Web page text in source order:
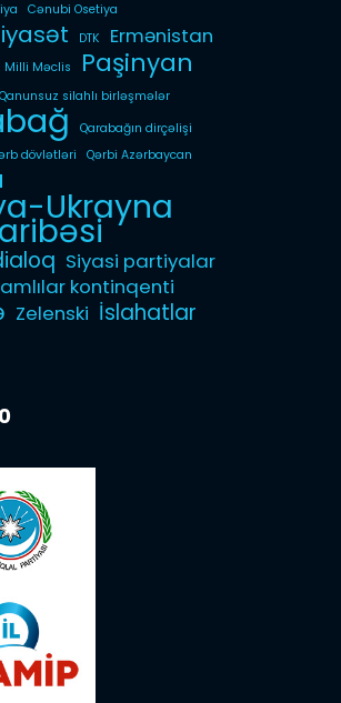
Cənubi Osetiya
DTK Ermənistan
Milli Məclis
Paşinyan
Qanunsuz silahlı birləşmələr
Qarabağın dirçəlişi
dövlətləri Qərbi Azərbaycan
Ukrayna
Siyasi partiyalar
kontinqenti
Zelenski İslahatlar